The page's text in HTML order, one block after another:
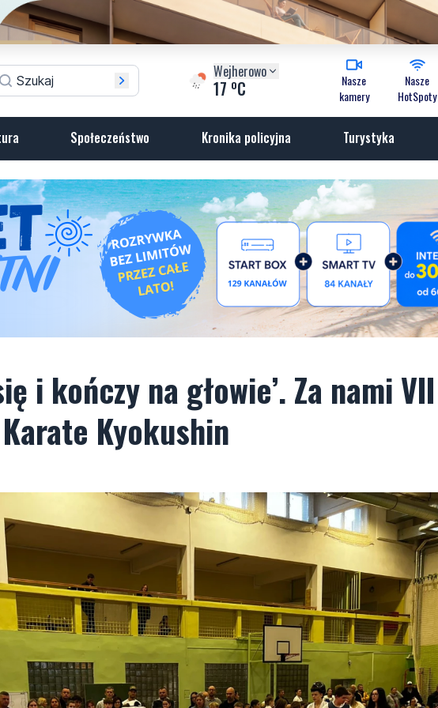
Wejherowo
17 oC
Nasze
kamery
Nasze
HotSpoty
Społeczeństwo Kronika policyjna Turystyka
i kończy na głowie’. Za nami VII
Kyokushin